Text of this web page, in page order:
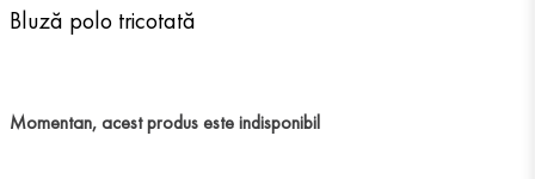
Bluză polo tricotată
Momentan, acest produs este indisponibil